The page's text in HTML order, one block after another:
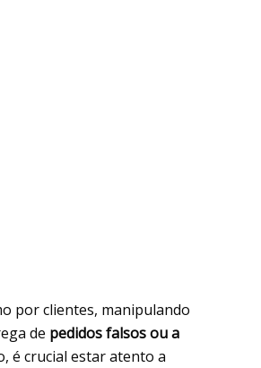
por clientes, manipulando
de pedidos falsos ou a
é crucial estar atento a